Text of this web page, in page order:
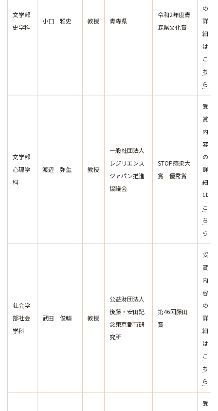
文学部
史学科
小口 雅史 教授 青森県
令和2年度青
森県文化賞
の
詳
細
は
こ
ち
ら
文学部
心理学
科
渡辺 弥生 教授
一般社団法人
レジリエンス
ジャパン推進
協議会
STOP感染大
賞 優秀賞
受
賞
内
容
の
詳
細
は
こ
ち
ら
社会学
部社会
学科
武田 俊輔 教授
公益財団法人
後藤・安田記
念東京都市研
究所
第46回藤田
賞
受
賞
内
容
の
詳
細
は
こ
ち
ら
受